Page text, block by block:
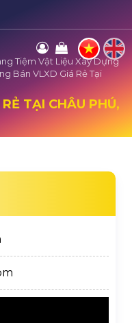
Tiệm Vật Liệu Xây Dựng
Bán VLXD Giá Rẻ Tại
TẠI CHÂU PHÚ,